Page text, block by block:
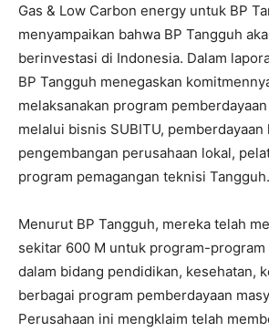
Gas & Low Carbon energy untuk BP
menyampaikan bahwa BP Tangguh
berinvestasi di Indonesia. Dalam
BP Tangguh menegaskan
melaksanakan program
melalui bisnis SUBITU,
pengembangan perusahaan lokal,
program pemagangan teknisi Tangguh.
Menurut BP Tangguh, mereka telah
sekitar 600 M untuk program-
dalam bidang pendidikan, kesehatan,
berbagai program pemberdayaan
Perusahaan ini mengklaim telah